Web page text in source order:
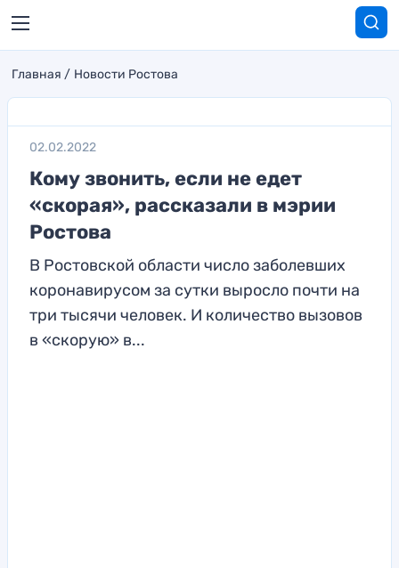
Главная Новости Ростова
02.02.2022
Кому звонить, если не едет
«скорая», рассказали в мэрии
Ростова
В Ростовской области число заболевших
коронавирусом за сутки выросло почти на
три тысячи человек. И количество вызовов
в «скорую» в...